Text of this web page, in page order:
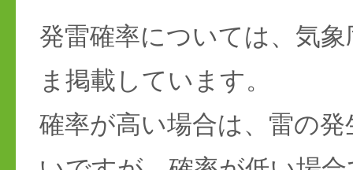
発雷確率については、気
ま掲載しています。
確率が高い場合は、雷の